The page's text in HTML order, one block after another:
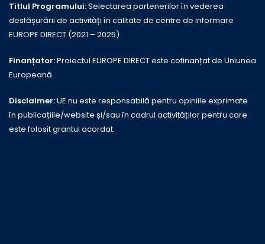
Titlul Programului:Selectarea partenerilor în vederea
desfășurării de activități în calitate de centre de informare
EUROPE DIRECT (2021 – 2025)
Finanțator:Proiectul EUROPE DIRECT este cofinanțat de Uniunea
Europeană.
Disclaimer:UE nu este responsabilă pentru opiniile exprimate
în publicațiile/website și/sau în cadrul activităților pentru care
este folosit grantul acordat.